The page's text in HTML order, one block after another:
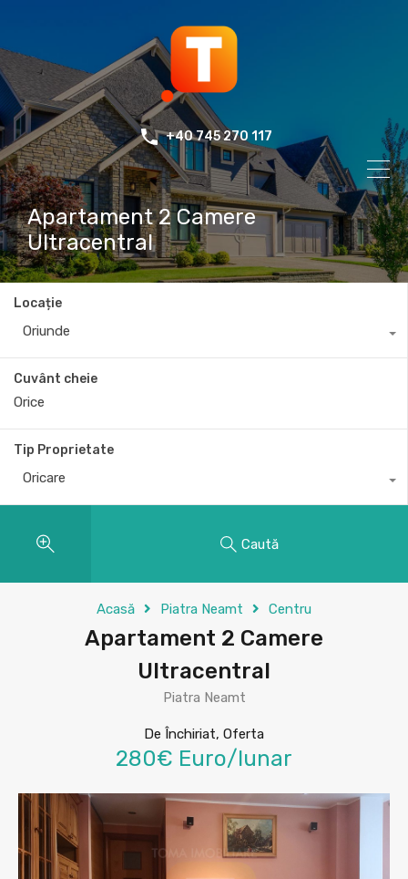
+40 745 270 117
Apartament 2 Camere
Ultracentral
Locație
Oriunde
Cuvânt cheie
Tip Proprietate
Oricare
Caută
Acasă Piatra Neamt Centru
Apartament 2 Camere
Ultracentral
Piatra Neamt
De Închiriat, Oferta
280€ Euro/lunar